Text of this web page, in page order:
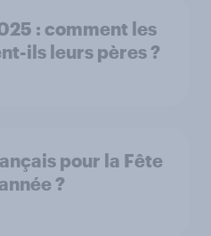
: comment les
ils leurs pères ?
pour la Fête
?